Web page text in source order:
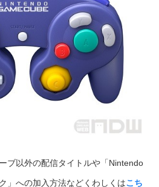
ブ以外の配信タイトルや「Nintendo
」への加入方法などくわしくはこち